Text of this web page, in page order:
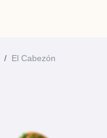
El Cabezón